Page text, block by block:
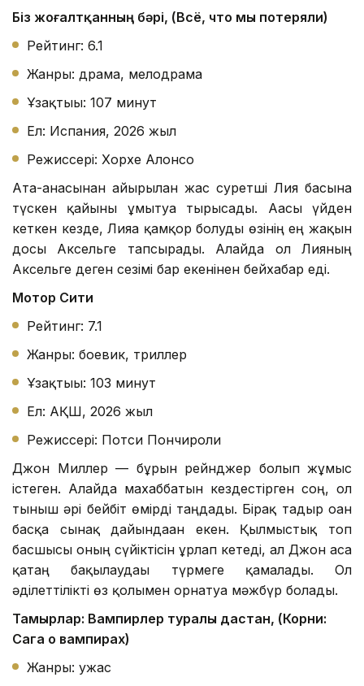
Біз жоғалтқанның бәрі, (Всё, что мы потеряли)
Рейтинг: 6.1
Жанры: драма, мелодрама
Ұзақтығы: 107 минут
Ел: Испания, 2026 жыл
Режиссері: Хорхе Алонсо
Ата-анасынан айырылған жас суретші Лия басына
түскен қайғыны ұмытуға тырысады. Ағасы үйден
кеткен кезде, Лияға қамқор болуды өзінің ең жақын
досы Аксельге тапсырады. Алайда ол Лияның
Аксельге деген сезімі бар екенінен бейхабар еді.
Мотор Сити
Рейтинг: 7.1
Жанры: боевик, триллер
Ұзақтығы: 103 минут
Ел: АҚШ, 2026 жыл
Режиссері: Потси Пончироли
Джон Миллер — бұрын рейнджер болып жұмыс
істеген. Алайда махаббатын кездестірген соң, ол
тыныш әрі бейбіт өмірді таңдады. Бірақ тағдыр оған
басқа сынақ дайындаған екен. Қылмыстық топ
басшысы оның сүйіктісін ұрлап кетеді, ал Джон аса
қатаң бақылаудағы түрмеге қамалады. Ол
әділеттілікті өз қолымен орнатуға мәжбүр болады.
Тамырлар: Вампирлер туралы дастан, (Корни:
Сага о вампирах)
Жанры: ужас